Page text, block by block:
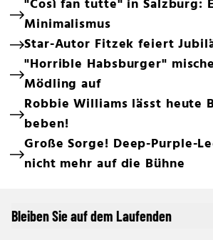
"Così fan tutte" in Salzburg:
Minimalismus
Star-Autor Fitzek feiert
"Horrible Habsburger"
Mödling auf
Robbie Williams lässt heute
beben!
Große Sorge! Deep-Purple-
nicht mehr auf die Bühne
Bleiben Sie auf dem Laufenden